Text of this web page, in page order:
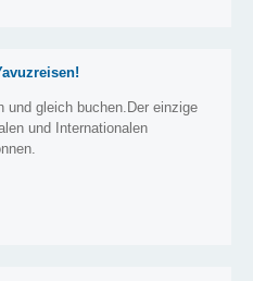
gleich buchen.Der einzige
und Internationalen